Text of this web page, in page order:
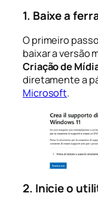
1. Baixe a
O primeiro
baixar a versão
Criação de
diretamente a
Microsoft.
2. Inicie o